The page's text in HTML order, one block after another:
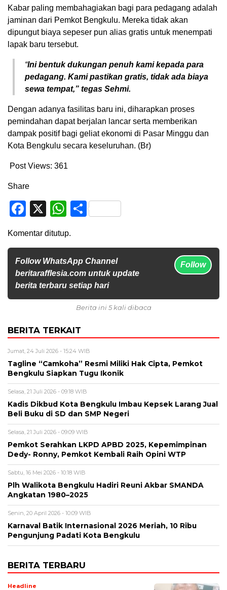
Kabar paling membahagiakan bagi para pedagang adalah
jaminan dari Pemkot Bengkulu. Mereka tidak akan
dipungut biaya sepeser pun alias gratis untuk menempati
lapak baru tersebut.
“Ini bentuk dukungan penuh kami kepada para
pedagang. Kami pastikan gratis, tidak ada biaya
sewa tempat,” tegas Sehmi.
Dengan adanya fasilitas baru ini, diharapkan proses
pemindahan dapat berjalan lancar serta memberikan
dampak positif bagi geliat ekonomi di Pasar Minggu dan
Kota Bengkulu secara keseluruhan. (Br)
Post Views: 361
Share
Facebook
X WhatsApp
Share
Komentar ditutup.
Follow WhatsApp Channel
beritarafflesia.com untuk update
berita terbaru setiap hari
Follow
Berita ini 5 kali dibaca
BERITA TERKAIT
Jumat, 24 Juli 2026 - 15:24 WIB
Tagline “Camkoha” Resmi Miliki Hak Cipta, Pemkot
Bengkulu Siapkan Tugu Ikonik
Selasa, 21 Juli 2026 - 09:18 WIB
Kadis Dikbud Kota Bengkulu Imbau Kepsek Larang Jual
Beli Buku di SD dan SMP Negeri
Selasa, 21 Juli 2026 - 09:09 WIB
Pemkot Serahkan LKPD APBD 2025, Kepemimpinan
Dedy- Ronny, Pemkot Kembali Raih Opini WTP
Sabtu, 16 Mei 2026 - 10:18 WIB
Plh Walikota Bengkulu Hadiri Reuni Akbar SMANDA
Angkatan 1980–2025
Senin, 20 April 2026 - 10:09 WIB
Karnaval Batik Internasional 2026 Meriah, 10 Ribu
Pengunjung Padati Kota Bengkulu
BERITA TERBARU
Headline